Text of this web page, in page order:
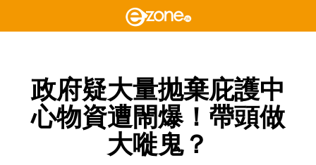
政府疑大量抛棄庇護中
心物資遭閙爆！帶頭做
大嘥鬼？